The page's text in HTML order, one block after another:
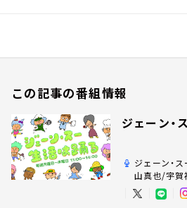
この記事の番組情報
ジェーン・
ジェーン・
山真也/宇賀